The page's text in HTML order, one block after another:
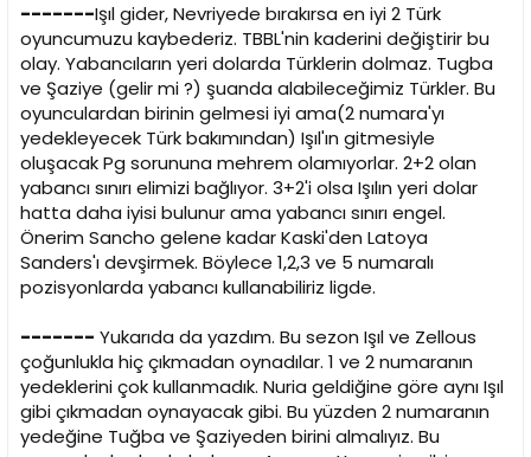
-------Işıl gider, Nevriyede bırakırsa en iyi 2 Türk
oyuncumuzu kaybederiz. TBBL'nin kaderini değiştirir bu
olay. Yabancıların yeri dolarda Türklerin dolmaz. Tugba
ve Şaziye (gelir mi ?) şuanda alabileceğimiz Türkler. Bu
oyunculardan birinin gelmesi iyi ama(2 numara'yı
yedekleyecek Türk bakımından) Işıl'ın gitmesiyle
oluşacak Pg sorununa mehrem olamıyorlar. 2+2 olan
yabancı sınırı elimizi bağlıyor. 3+2'i olsa Işılın yeri dolar
hatta daha iyisi bulunur ama yabancı sınırı engel.
Önerim Sancho gelene kadar Kaski'den Latoya
Sanders'ı devşirmek. Böylece 1,2,3 ve 5 numaralı
pozisyonlarda yabancı kullanabiliriz ligde.
------- Yukarıda da yazdım. Bu sezon Işıl ve Zellous
çoğunlukla hiç çıkmadan oynadılar. 1 ve 2 numaranın
yedeklerini çok kullanmadık. Nuria geldiğine göre aynı Işıl
gibi çıkmadan oynayacak gibi. Bu yüzden 2 numaranın
yedeğine Tuğba ve Şaziyeden birini almalıyız. Bu